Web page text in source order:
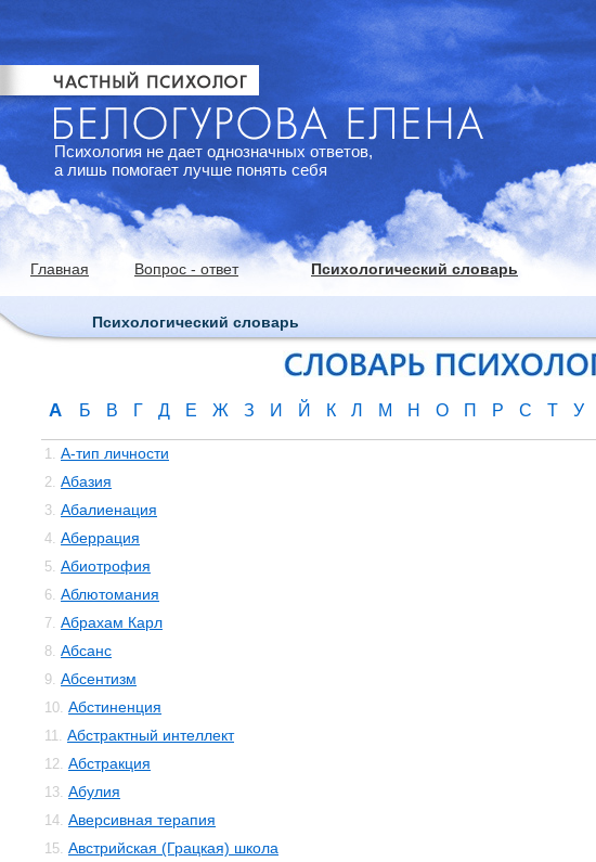
Психология не дает однозначных ответов,
а лишь помогает лучше понять себя
Главная Вопрос - ответ Психологический словарь
Психологический словарь
А Б В Г Д Е Ж З И Й К Л М Н О П Р С Т У
1. А-тип личности
2. Абазия
3. Абалиенация
4. Аберрация
5. Абиотрофия
6. Аблютомания
7. Абрахам Карл
8. Абсанс
9. Абсентизм
10. Абстиненция
11. Абстрактный интеллект
12. Абстракция
13. Абулия
14. Аверсивная терапия
15. Австрийская (Грацкая) школа